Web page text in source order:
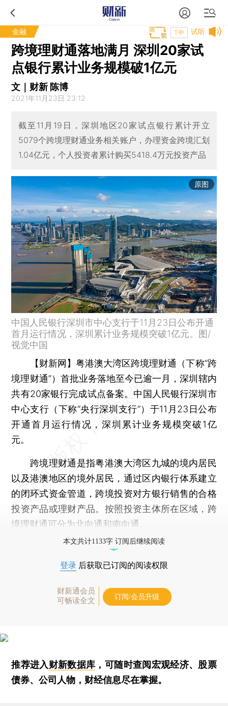
金融 试听
T中
跨境理财通落地满月 深圳20家试
点银行累计业务规模破1亿元
文｜财新 陈博
2021年11月23日 23:12
截至11月19日，深圳地区20家试点银行累计开立
5079个跨境理财通业务相关账户，办理资金跨境汇划
1.04亿元，个人投资者累计购买5418.4万元投资产品
原图
中国人民银行深圳市中心支行于11月23日公布开通
首月运行情况，深圳累计业务规模突破1亿元。图/
视觉中国
【财新网】 粤港澳大湾区跨境理财通（下称“跨
境理财通”）首批业务落地至今已逾一月，深圳辖内
共有20家银行完成试点备案。中国人民银行深圳市
中心支行（下称“央行深圳支行”）于11月23日公布
开通首月运行情况，深圳累计业务规模突破1亿
元。
跨境理财通是指粤港澳大湾区九城的境内居民
以及港澳地区的境外居民，通过区内银行体系建立
的闭环式资金管道，跨境投资对方银行销售的合格
投资产品或理财产品。按照投资主体所在区域，跨
境理财通可分为北向通和南向通。
本文共计1133字 订阅后继续阅读
登录 后获取已订阅的阅读权限
财新通会员
可畅读全文
订阅/会员升级
推荐进入财新数据库 ，可随时查阅宏观经济、股票
债券、公司人物，财经信息尽在掌握。